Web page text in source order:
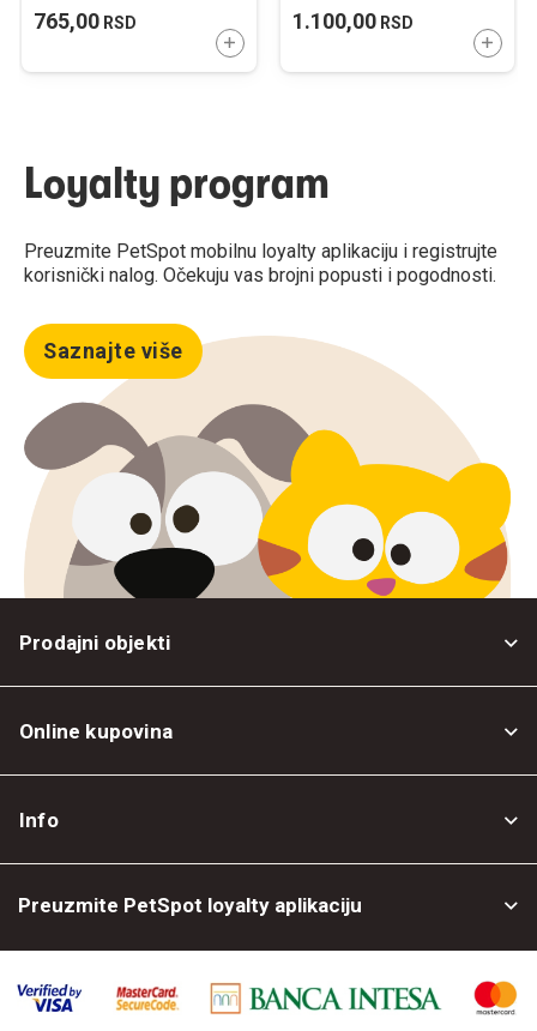
765,00 RSD
DODAJTE U KORPU
1.100,00RSD
Loyalty program
Preuzmite PetSpot mobilnu loyalty aplikaciju i registrujte
korisnički nalog. Očekuju vas brojni popusti i pogodnosti.
Saznajte više
Prodajni objekti
Online kupovina
Info
Preuzmite PetSpot loyalty aplikaciju